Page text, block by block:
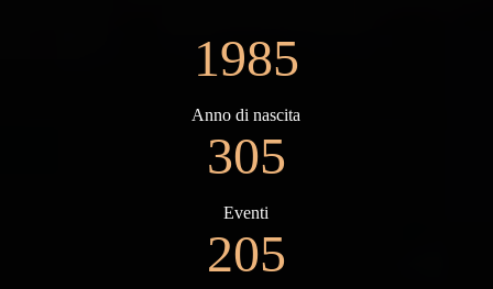
1985
Anno di nascita
305
Eventi
205